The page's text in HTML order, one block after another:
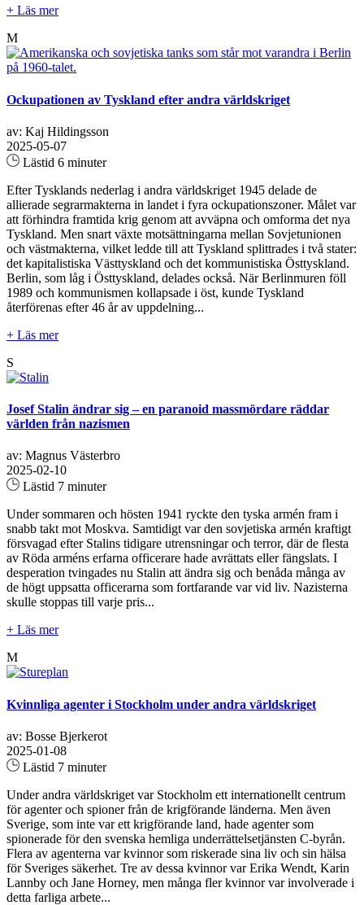
+ Läs mer
M
Ockupationen av Tyskland efter andra världskriget
av: Kaj Hildingsson
2025-05-07
Lästid 6 minuter
Efter Tysklands nederlag i andra världskriget 1945 delade de
allierade segrarmakterna in landet i fyra ockupationszoner. Målet var
att förhindra framtida krig genom att avväpna och omforma det nya
Tyskland. Men snart växte motsättningarna mellan Sovjetunionen
och västmakterna, vilket ledde till att Tyskland splittrades i två stater:
det kapitalistiska Västtyskland och det kommunistiska Östtyskland.
Berlin, som låg i Östtyskland, delades också. När Berlinmuren föll
1989 och kommunismen kollapsade i öst, kunde Tyskland
återförenas efter 46 år av uppdelning...
+ Läs mer
S
Josef Stalin ändrar sig – en paranoid massmördare räddar
världen från nazismen
av: Magnus Västerbro
2025-02-10
Lästid 7 minuter
Under sommaren och hösten 1941 ryckte den tyska armén fram i
snabb takt mot Moskva. Samtidigt var den sovjetiska armén kraftigt
försvagad efter Stalins tidigare utrensningar och terror, där de flesta
av Röda arméns erfarna officerare hade avrättats eller fängslats. I
desperation tvingades nu Stalin att ändra sig och benåda många av
de högt uppsatta officerarna som fortfarande var vid liv. Nazisterna
skulle stoppas till varje pris...
+ Läs mer
M
Kvinnliga agenter i Stockholm under andra världskriget
av: Bosse Bjerkerot
2025-01-08
Lästid 7 minuter
Under andra världskriget var Stockholm ett internationellt centrum
för agenter och spioner från de krigförande länderna. Men även
Sverige, som inte var ett krigförande land, hade agenter som
spionerade för den svenska hemliga underrättelsetjänsten C-byrån.
Flera av agenterna var kvinnor som riskerade sina liv och sin hälsa
för Sveriges säkerhet. Tre av dessa kvinnor var Erika Wendt, Karin
Lannby och Jane Horney, men många fler kvinnor var involverade i
detta farliga arbete...